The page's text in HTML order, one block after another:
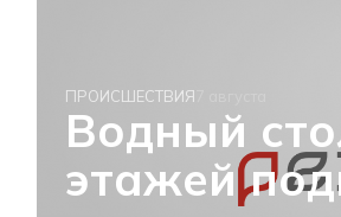
ПРОИСШЕСТВИЯ
Водный
этажей